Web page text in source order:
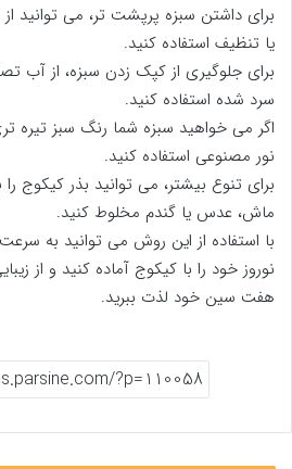
برای داشتن سبزه پرپشت تر، می توانید
یا تنظیف استفاده کنید.
برای جلوگیری از کپک زدن سبزه، از آب
سرد شده استفاده کنید.
اگر می خواهید سبزه شما رنگ سبز تیره
نور مصنوعی استفاده کنید.
برای تنوع بیشتر، می توانید بذر کیکوج را
ماش، عدس یا گندم مخلوط کنید.
با استفاده از این روش می توانید به
نوروز خود را با کیکوج آماده کنید و از
هفت سین خود لذت ببرید.